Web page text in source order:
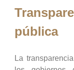
pública
La